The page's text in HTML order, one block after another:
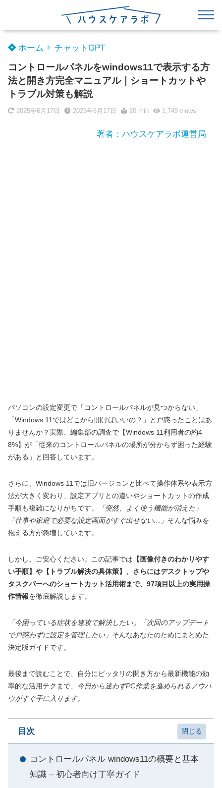
ホーム チャットGPT
コントロールパネルをwindows11で表示する方
法と開き方完全マニュアル｜ショートカットや
トラブル対策も解説
2025年6月17日 2025年6月17日 20 min 1,745views
著者：ハウスケアラボ運営局
パソコンの設定変更で「コントロールパネルが見つからない」
「Windows 11ではどこから開けばいいの？」と戸惑ったことはあ
りませんか？実際、編集部の調査で【Windows 11利用者の約4
8%】が「従来のコントロールパネルの場所が分からず困った経験
がある」と回答しています。
さらに、Windows 11では旧バージョンと比べて操作体系や表示方
法が大きく変わり、設定アプリとの違いやショートカットの作成
手順も複雑になりがちです。
「突然、よく使う機能が消えた」
「仕事や家庭で必要な設定画面がすぐ出せない…」 そんな悩みを
抱える方が急増しています。
しかし、ご安心ください。この記事では 【画像付きのわかりやす
い手順】や【トラブル解決の具体策】、さらにはデスクトップや
タスクバーへのショートカット活用術まで、97項目以上の実用操
作情報を徹底解説します。
「今困っている症状を速攻で解決したい」「次回のアップデート
で戸惑わずに設定を管理したい」 そんなあなたのためにまとめた
決定版ガイドです。
最後まで読むことで、自分にピッタリの開き方から最新機能の効
率的な活用テクまで、 今日から迷わずPC作業を進められるノウハ
ウがすぐ手に入ります。
目次
コントロールパネル windows11の概要と基本
知識 – 初心者向け丁寧ガイド